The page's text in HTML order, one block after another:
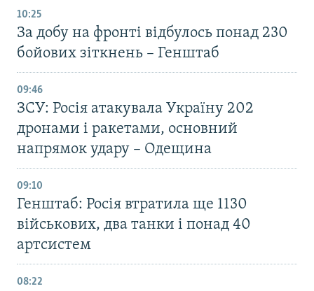
10:25
За добу на фронті відбулось понад 230
бойових зіткнень – Генштаб
09:46
ЗСУ: Росія атакувала Україну 202
дронами і ракетами, основний
напрямок удару – Одещина
09:10
Генштаб: Росія втратила ще 1130
військових, два танки і понад 40
артсистем
08:22